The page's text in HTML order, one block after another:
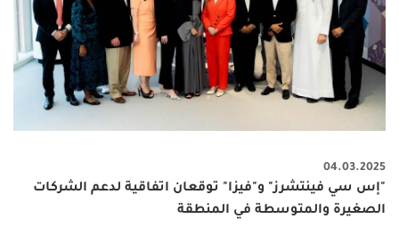
04.03.2025
"إس سي فينتشرز" و"فيزا" توقعان اتفاقية لدعم الشركات
الصغيرة والمتوسطة في المنطقة